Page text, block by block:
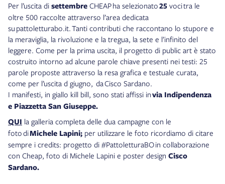
Per l’uscita di settembre CHEAP ha selezionato25 voci tra le
oltre 500 raccolte attraverso l’area dedicata
su pattoletturabo.it. Tanti contributi che raccontano lo stupore e
la meraviglia, la rivoluzione e la tregua, la sete e l’infinito del
leggere. Come per la prima uscita, il progetto di public art è stato
costruito intorno ad alcune parole chiave presenti nei testi: 25
parole proposte attraverso la resa grafica e testuale curata,
come per l’uscita d giugno, da Cisco Sardano.
I manifesti, in giallo kill bill, sono stati affissi invia Indipendenza
e Piazzetta San Giuseppe.
QUI la galleria completa delle dua campagne con le
foto diMichele Lapini; per utilizzare le foto ricordiamo di citare
sempre i credits: progetto di #PattoletturaBO in collaborazione
con Cheap, foto di Michele Lapini e poster design Cisco
Sardano.